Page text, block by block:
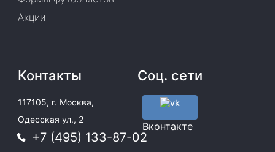
Акции
Контакты
117105, г. Москва,
Одесская ул., 2
+7 (495) 133-87-02
Соц. сети
Вконтакте